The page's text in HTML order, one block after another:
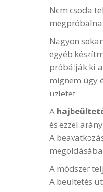
Nem csoda
Nagyon
egyéb
próbálják ki
mígnem úgy
üzletet.
A
és ezzel
A
A módszer
A beültetés